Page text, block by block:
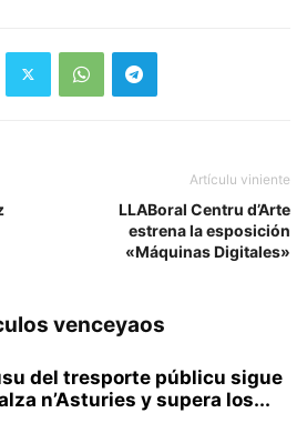
Artículu viniente
LLABoral Centru d’Arte
estrena la esposición
«Máquinas Digitales»
venceyaos
del tresporte públicu sigue
n’Asturies y supera los...